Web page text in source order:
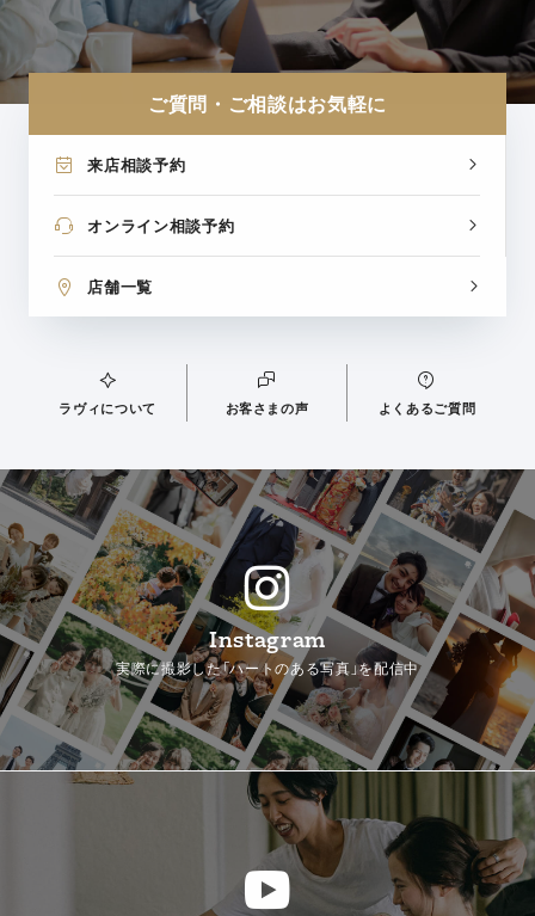
ご質問・ご相談はお気軽に
来店相談予約
オンライン相談予約
店舗一覧
ラヴィについて お客さまの声 よくあるご質問
Instagram
実際に撮影した「ハートのある写真」を配信中